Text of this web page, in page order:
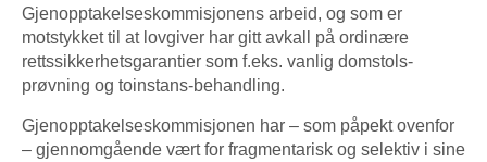
Gjenopptakelseskommisjonens arbeid, og som er
motstykket til at lovgiver har gitt avkall på ordinære
rettssikkerhetsgarantier som f.eks. vanlig domstols­
prøvning og toinstans-behandling.
Gjenopptakelseskommisjonen har – som påpekt ovenfor
– gjennomgående vært for fragmentarisk og selektiv i sine